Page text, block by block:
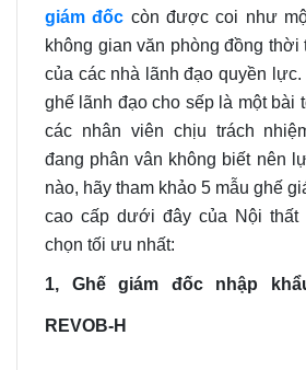
giám đốc còn được coi như
không gian văn phòng đồng thời
của các nhà lãnh đạo quyền
ghế lãnh đạo cho sếp là một bài
các nhân viên chịu trách
đang phân vân không biết nên
nào, hãy tham khảo 5 mẫu ghế
cao cấp dưới đây của Nội
chọn tối ưu nhất:
1, Ghế giám đốc nhập
REVOB-H